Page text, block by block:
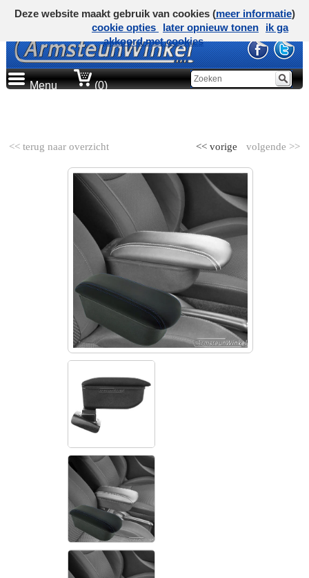
Menu (0)
<< terug naar overzicht volgende >>
<< vorige
Deze website maakt gebruik van cookies (meer informatie)
cookie opties
later opnieuw tonen
ik ga
akkoord met cookies